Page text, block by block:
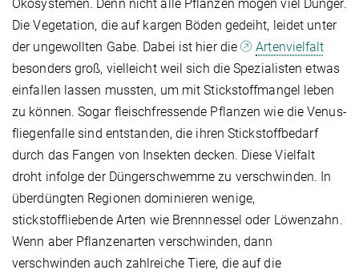
Ökosystemen. Denn nicht alle Pflanzen mögen viel Dünger.
Die Vegetation, die auf kargen Böden gedeiht, leidet unter
der ungewollten Gabe. Dabei ist hier die
Artenvielfalt
besonders groß, vielleicht weil sich die Spezialisten etwas
einfallen lassen mussten, um mit Stickstoffmangel leben
zu können. Sogar fleischfressende Pflanzen wie die Venus­
fliegenfalle sind entstanden, die ihren Stickstoffbedarf
durch das Fangen von Insekten decken. Diese Vielfalt
droht infolge der Düngerschwemme zu verschwinden. In
überdüngten Regionen dominieren wenige,
stickstoffliebende Arten wie Brennnessel oder Löwenzahn.
Wenn aber Pflanzen­arten verschwinden, dann
verschwinden auch zahlreiche Tiere, die auf die